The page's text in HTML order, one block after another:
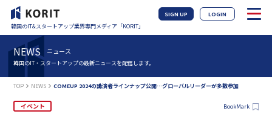
韓国のIT&スタートアップ業界専門メディア「KORIT」
SIGN UP LOGIN
NEWS ニュース
韓国のIT・スタートアップの最新ニュースを配信します。
TOP NEWS COMEUP 2024の講演者ラインナップ公開…グローバルリーダーが多数参加
イベント BookMark